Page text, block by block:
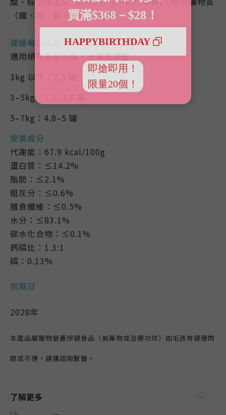
（鐵、銅、錳、鋅、碘、硒）
建議每日食量
適用絕育及室內貓，依體重調整：
3kg 以下：2.5 罐
3–5kg：3.5–3.6 罐
5–7kg：4.8–5 罐
營養成分
代謝能：67.9 kcal/100g
蛋白質：≤14.2%
脂肪：≤2.1%
粗灰分：≤0.6%
膳食纖維：≤0.5%
水分：≤83.1%
碳水化合物：≤0.1%
鈣磷比：1.3:1
磷：0.13%
到期日
2028年
本產品屬寵物營養保健食品（無藥物或治療功效）如毛孩有健康問
題或不適，建議諮詢獸醫。
了解更多